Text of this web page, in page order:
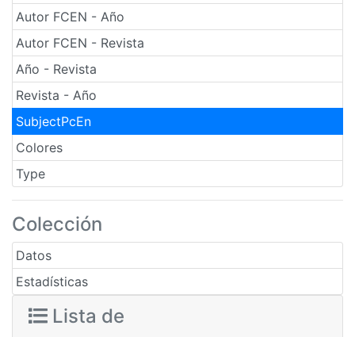
Autor FCEN - Año
Autor FCEN - Revista
Año - Revista
Revista - Año
SubjectPcEn
Colores
Type
Colección
Datos
Estadísticas
Lista de